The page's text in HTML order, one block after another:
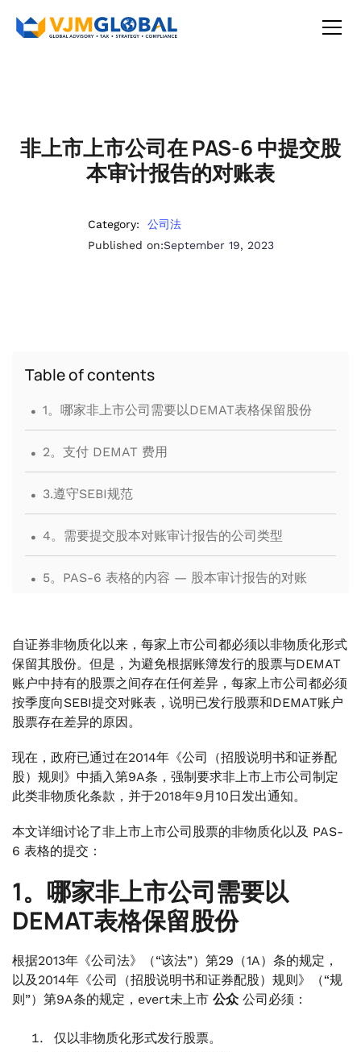
非上市上市公司在 PAS-6 中提交股
本审计报告的对账表
Category:
公司法
Published on:September 19, 2023
Table of contents
. 1。哪家非上市公司需要以DEMAT表格保留股份
. 2。支付 DEMAT 费用
. 3.遵守SEBI规范
. 4。需要提交股本对账审计报告的公司类型
. 5。PAS-6 表格的内容 — 股本审计报告的对账
. 7。提交 PAS-6 表格的时限 — 股本审计报告的对
账
. 8。PAS-6 表格的提交方式-股本审计报告对账
. 9。未提供 PAS-6 表格的罚款——股本审计报告的
对账
自证券非物质化以来，每家上市公司都必须以非物质化形式
保留其股份。但是，为避免根据账簿发行的股票与DEMAT
账户中持有的股票之间存在任何差异，每家上市公司都必须
按季度向SEBI提交对账表，说明已发行股票和DEMAT账户
股票存在差异的原因。
现在，政府已通过在2014年《公司（招股说明书和证券配
股）规则》中插入第9A条，强制要求非上市上市公司制定
此类非物质化条款，并于2018年9月10日发出通知。
本文详细讨论了非上市上市公司股票的非物质化以及 PAS-
6 表格的提交：
1。哪家非上市公司需要以
DEMAT表格保留股份
根据2013年《公司法》（“该法”）第29（1A）条的规定，
以及2014年《公司（招股说明书和证券配股）规则》（“规
则”）第9A条的规定，evert未上市 公众 公司必须：
仅以非物质化形式发行股票。